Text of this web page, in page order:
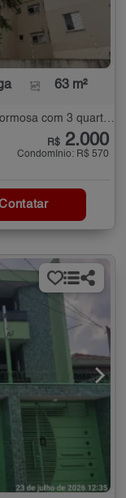
63 m²
R$ 2.000
Condomínio: R$ 570